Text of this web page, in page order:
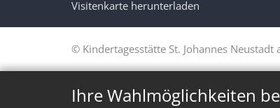
Ihre Wahlmöglichkeiten
Visitenkarte herunterladen
© Kindertagesstätte St. Johannes Neustadt